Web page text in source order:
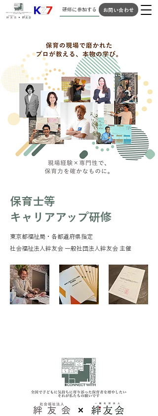
研修に参加する お問い合わせ
​保育士等
キャリアアップ研修
東京都​福祉局・各都道府県指定
社会福祉法人​絆友会 一般社団法人絆友会 主催